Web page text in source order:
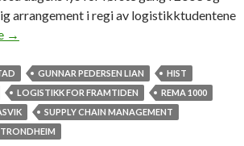
arrangement i regi av logistikktudentene
M
n
n
e
s
→
GUNNAR PEDERSEN LIAN
HIST
LOGISTIKK FOR FRAMTIDEN
REMA 1000
SUPPLY CHAIN MANAGEMENT
TRONDHEIM